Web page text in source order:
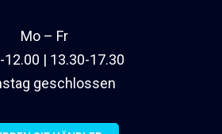
Mo – Fr
12.00 | 13.30-17.30
geschlossen